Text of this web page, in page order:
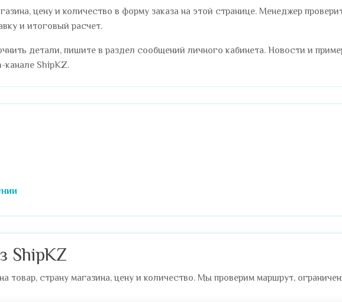
цену и количество в форму заказа на этой странице. Менеджер
и итоговый расчет.
детали, пишите враздел сообщений личного кабинета. Новости и
канале ShipKZ.
ShipKZ
товар, страну магазина, цену и количество. Мы проверим маршрут,